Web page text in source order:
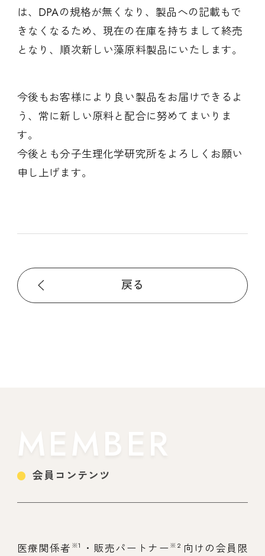
は、DPAの規格が無くなり、製品への記載もで
きなくなるため、現在の在庫を持ちまして終売
となり、順次新しい藻原料製品にいたします。
今後もお客様により良い製品をお届けできるよ
う、常に新しい原料と配合に努めてまいりま
す。
今後とも分子生理化学研究所をよろしくお願い
申し上げます。
戻る
MEMBER
会員コンテンツ
医療関係者 ※1 ・販売パートナー※2 向けの会員限